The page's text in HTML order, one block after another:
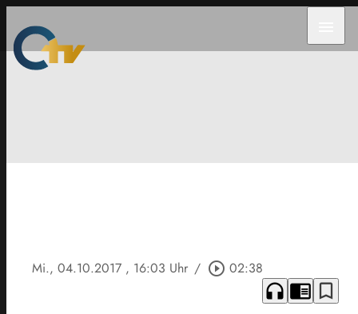
Mi., 04.10.2017 , 16:03 Uhr / play_circle_outline 02:38
headphones chrome_reader_mode bookmark_border